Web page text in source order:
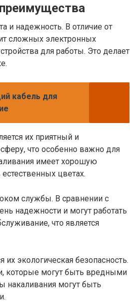
и надежность. В отличие от
сложных электронных
для работы. Это делает
кабель для
их приятный и
что особенно важно для
имеет хорошую
цветах.
службы. В сравнении с
надежности и могут работать
что является
экологическая безопасность.
которые могут быть вредными
могут быть